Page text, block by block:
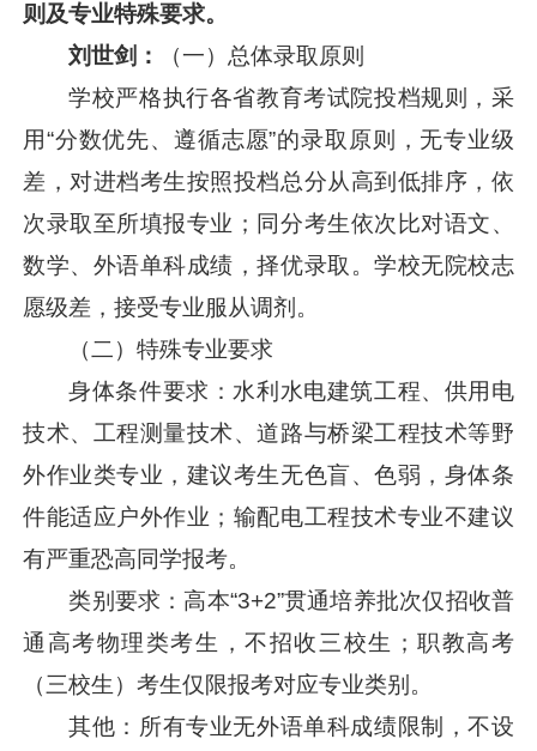
则及专业特殊要求。
刘世剑：
（一）总体录取原则
学校严格执行各省教育考试院投档规则，采
用“分数优先、遵循志愿”的录取原则，无专业级
差，对进档考生按照投档总分从高到低排序，依
次录取至所填报专业；同分考生依次比对语文、
数学、外语单科成绩，择优录取。学校无院校志
愿级差，接受专业服从调剂。
（二）特殊专业要求
身体条件要求：水利水电建筑工程、供用电
技术、工程测量技术、道路与桥梁工程技术等野
外作业类专业，建议考生无色盲、色弱，身体条
件能适应户外作业；输配电工程技术专业不建议
有严重恐高同学报考。
类别要求：高本“3+2”贯通培养批次仅招收普
通高考物理类考生，不招收三校生；职教高考
（三校生）考生仅限报考对应专业类别。
其他：所有专业无外语单科成绩限制，不设